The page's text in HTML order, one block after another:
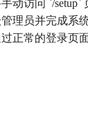
动访问 `/setup`
理员并完成系
正常的登录页